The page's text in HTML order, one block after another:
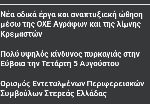
Νέα οδικά έργα και αναπτυξιακή ώθηση
μέσω της ΟΧΕ Αγράφων και της λίμνης
Κρεμαστών
Πολύ υψηλός κίνδυνος πυρκαγιάς στην
Εύβοια την Τετάρτη 5 Αυγούστου
Ορισμός Εντεταλμένων Περιφερειακών
Συμβούλων Στερεάς Ελλάδας